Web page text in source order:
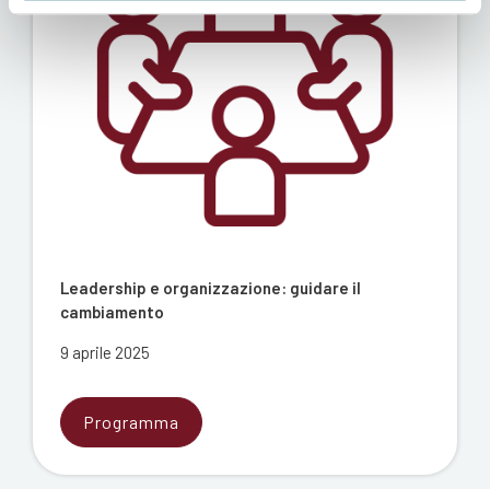
Leadership e organizzazione: guidare il
cambiamento
9 aprile 2025
Programma